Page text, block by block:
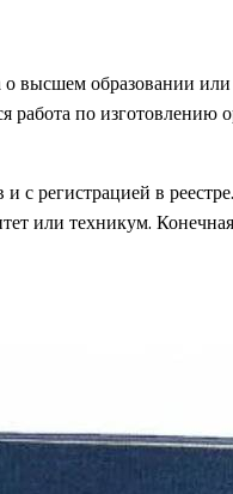
высшем образовании
по изготовлению
регистрацией в
или техникум.